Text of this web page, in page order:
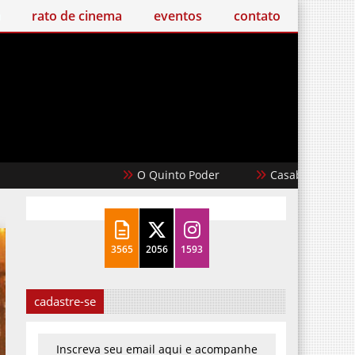
de cinema eventos contato
Casablanca Um Filme
3565 2056 1593
cadastre-se
Inscreva seu email aqui e acompanhe